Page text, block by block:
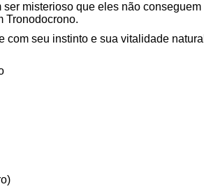
misterioso que eles não
Tronodocrono.
com seu instinto e sua vitalidade